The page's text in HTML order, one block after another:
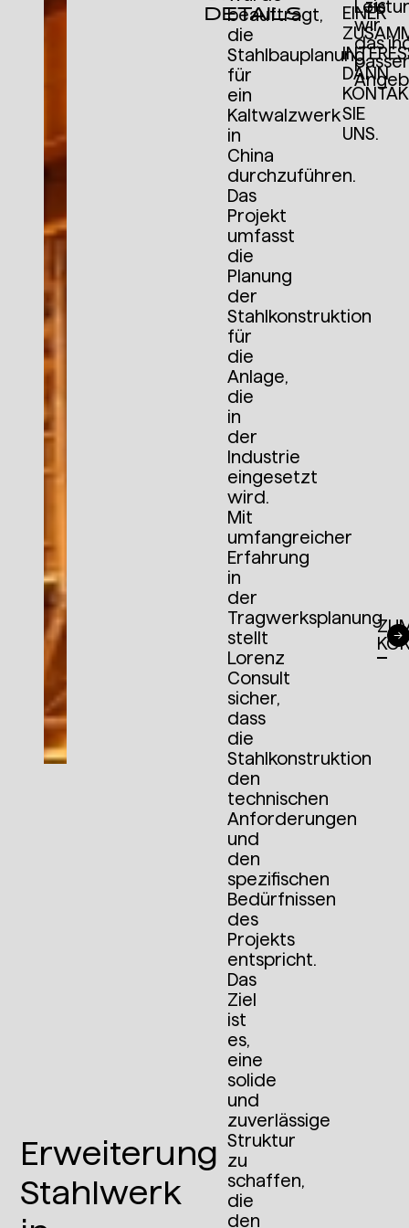
Erweiterung
Stahlwerk
DETAILS
beauftragt,
die
Stahlbauplanung
für
ein
Kaltwalzwerk
in
China
durchzuführen.
Das
Projekt
umfasst
die
Planung
der
Stahlkonstruktion
für
die
Anlage,
die
in
der
Industrie
eingesetzt
wird.
Mit
umfangreicher
Erfahrung
in
der
Tragwerksplanung
stellt
Lorenz
Consult
sicher,
dass
die
Stahlkonstruktion
den
technischen
Anforderungen
und
den
spezifischen
Bedürfnissen
des
Projekts
entspricht.
Das
Ziel
ist
es,
eine
solide
und
zuverlässige
Struktur
zu
schaffen,
die
den
EINER
DANN
SIE
UNS.
316
wir
das